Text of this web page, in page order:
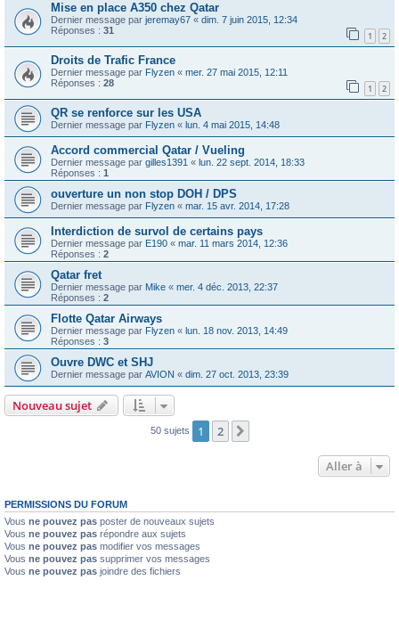
Mise en place A350 chez Qatar
Dernier message par jeremay67 « dim. 7 juin 2015, 12:34
Réponses : 31 1 2
Droits de Trafic France
Dernier message par Flyzen « mer. 27 mai 2015, 12:11
Réponses : 28 1 2
QR se renforce sur les USA
Dernier message par Flyzen « lun. 4 mai 2015, 14:48
Accord commercial Qatar / Vueling
Dernier message par gilles1391 « lun. 22 sept. 2014, 18:33
Réponses : 1
ouverture un non stop DOH / DPS
Dernier message par Flyzen « mar. 15 avr. 2014, 17:28
Interdiction de survol de certains pays
Dernier message par E190 « mar. 11 mars 2014, 12:36
Réponses : 2
Qatar fret
Dernier message par Mike « mer. 4 déc. 2013, 22:37
Réponses : 2
Flotte Qatar Airways
Dernier message par Flyzen « lun. 18 nov. 2013, 14:49
Réponses : 3
Ouvre DWC et SHJ
Dernier message par AVION « dim. 27 oct. 2013, 23:39
Nouveau sujet
50 sujets 1 2
Aller à
PERMISSIONS DU FORUM
Vous ne pouvez pas poster de nouveaux sujets
Vous ne pouvez pas répondre aux sujets
Vous ne pouvez pas modifier vos messages
Vous ne pouvez pas supprimer vos messages
Vous ne pouvez pas joindre des fichiers